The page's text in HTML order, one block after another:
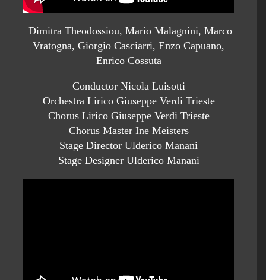
Dimitra Theodossiou, Mario Malagnini, Marco
Vratogna, Giorgio Casciarri, Enzo Capuano,
Enrico Cossuta
Conductor Nicola Luisotti
Orchestra Lirico Giuseppe Verdi Trieste
Chorus Lirico Giuseppe Verdi Trieste
Chorus Master Ine Meisters
Stage Director Ulderico Manani
Stage Designer Ulderico Manani